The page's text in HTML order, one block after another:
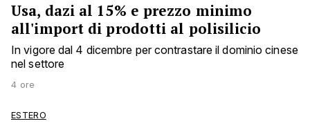
Usa, dazi al 15% e prezzo minimo
all'import di prodotti al polisilicio
In vigore dal 4 dicembre per contrastare il dominio cinese
nel settore
4 ore
ESTERO